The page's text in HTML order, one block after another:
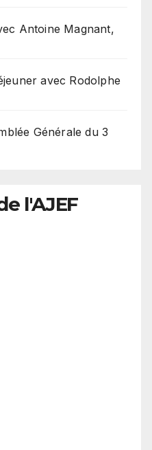
Antoine Magnant,
avec Rodolphe
Générale du 3
l'AJEF